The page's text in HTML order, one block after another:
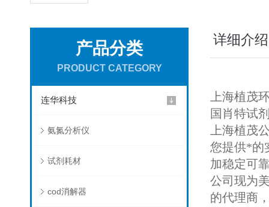
产品分类
PRODUCT CATEGORY
连华科技
氨氮分析仪
试剂耗材
cod消解器
详细介绍
上海植茂
国肖特试
上海植茂
您提供*的
加稳定可
公司现为
的代理商